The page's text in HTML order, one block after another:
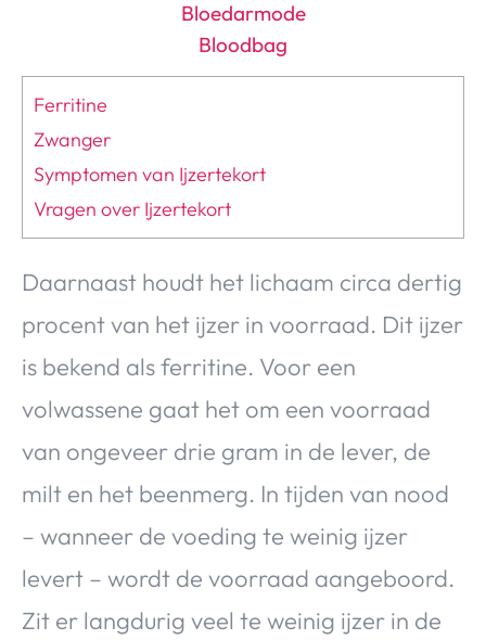
Ferritine
Zwanger
Symptomen van Ijzertekort
Vragen over Ijzertekort
Daarnaast houdt het lichaam circa dertig
procent van het ijzer in voorraad. Dit ijzer
is bekend als ferritine. Voor een
volwassene gaat het om een voorraad
van ongeveer drie gram in de lever, de
milt en het beenmerg. In tijden van nood
– wanneer de voeding te weinig ijzer
levert – wordt de voorraad aangeboord.
Zit er langdurig veel te weinig ijzer in de